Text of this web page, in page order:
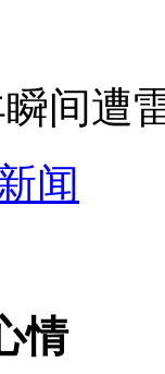
间遭
闻
情